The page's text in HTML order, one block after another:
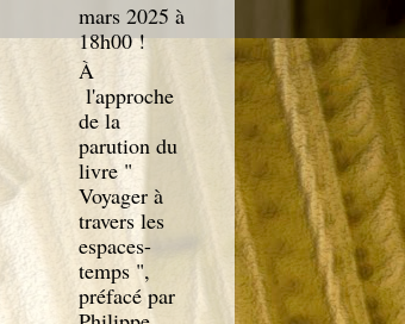
mars 2025 à
18h00 !
À
l'approche
de la
parution du
livre "
Voyager à
travers les
espaces-
temps ",
préfacé par